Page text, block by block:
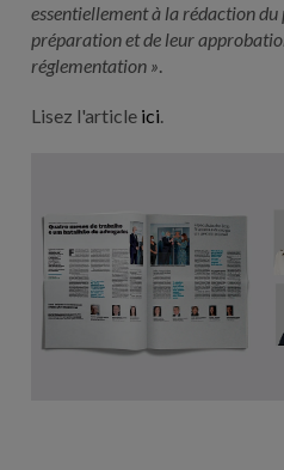
essentiellement à la rédaction
préparation et de leur
réglementation »
Lisez l'article ici